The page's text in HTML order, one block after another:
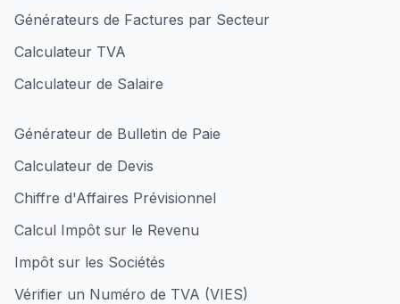
Générateurs de Factures par Secteur
Calculateur TVA
Calculateur de Salaire
Générateur de Bulletin de Paie
Calculateur de Devis
Chiffre d'Affaires Prévisionnel
Calcul Impôt sur le Revenu
Impôt sur les Sociétés
Vérifier un Numéro de TVA (VIES)